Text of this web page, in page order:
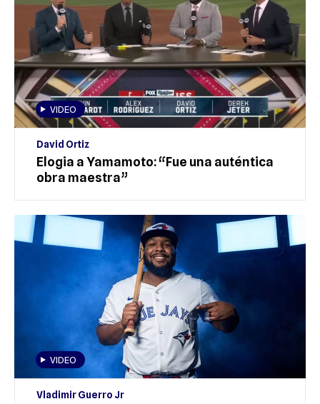
VIDEO
David Ortiz
Elogia a Yamamoto: “Fue una auténtica
obra maestra”
VIDEO
Vladimir Guerro Jr